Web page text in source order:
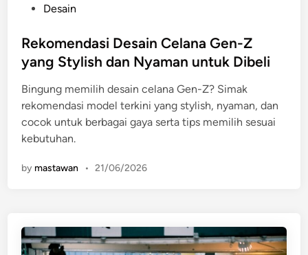
s
t
e
d
i
n
Desain
Rekomendasi Desain Celana Gen-Z
yang Stylish dan Nyaman untuk Dibeli
Bingung memilih desain celana Gen-Z? Simak
rekomendasi model terkini yang stylish, nyaman, dan
cocok untuk berbagai gaya serta tips memilih sesuai
kebutuhan.
by mastawan • 21/06/2026